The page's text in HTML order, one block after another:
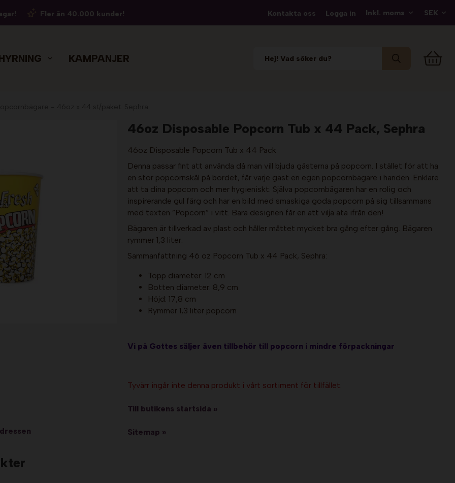
Fler än 40.000 kunder! Kontakta oss Logga in
KAMPANJER
46oz Disposable Popcorn Tub x 44 Pack, Sephra
46oz Disposable Popcorn Tub x 44 Pack
Denna passar fint att använda då man vill bjuda gästerna på popcorn. I stället för att ha
en stor popcornskål på bordet, får varje gäst en egen popcornbägare i handen. Enklare
att ta dina popcorn och mer hygieniskt. Själva popcornbägaren har en rolig och
inspirerande gul färg och har en bild med smaskiga goda popcorn på sig tillsammans
med texten ”Popcorn” i vitt. Bara designen får en att vilja äta ifrån den!
Bägaren är tillverkad av plast och håller måttet mycket bra gång efter gång. Bägaren
rymmer 1,3 liter.
Sammanfattning 46 oz Popcorn Tub x 44 Pack, Sephra:
Topp diameter: 12 cm
Botten diameter: 8,9 cm
Höjd: 17,8 cm
Rymmer 1,3 liter popcorn
Vi på Gottes säljer även tillbehör till popcorn i mindre förpackningar
Tyvärr ingår inte denna produkt i vårt sortiment för tillfället.
Till butikens startsida »
Sitemap »